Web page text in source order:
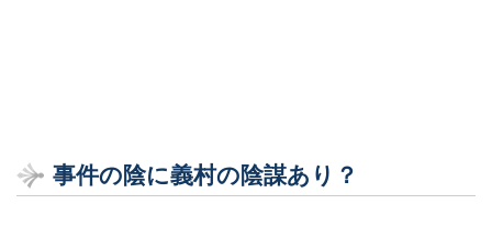
事件の陰に義村の陰謀あり？